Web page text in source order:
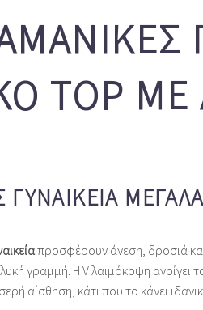
TOP
προσφέρουν άνεση, δροσιά
γραμμή. Η V λαιμόκοψη
αίσθηση, κάτι που το κάνει